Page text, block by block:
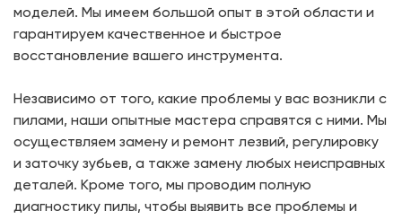
моделей. Мы имеем большой опыт в этой области и
гарантируем качественное и быстрое
восстановление вашего инструмента.
Независимо от того, какие проблемы у вас возникли с
пилами, наши опытные мастера справятся с ними. Мы
осуществляем замену и ремонт лезвий, регулировку
и заточку зубьев, а также замену любых неисправных
деталей. Кроме того, мы проводим полную
диагностику пилы, чтобы выявить все проблемы и